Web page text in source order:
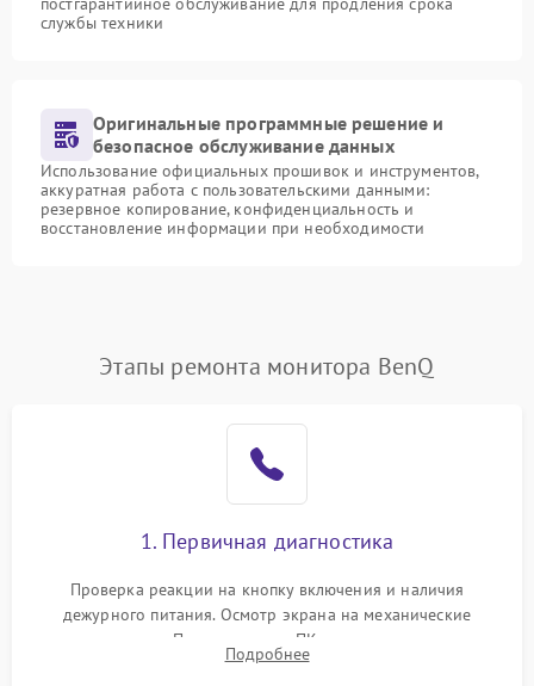
службы техники
Оригинальные программные решение и
безопасное обслуживание данных
Использование официальных прошивок и инструментов,
аккуратная работа с пользовательскими данными:
резервное копирование, конфиденциальность и
восстановление информации при необходимости
Этапы ремонта монитора BenQ
1. Первичная диагностика
Проверка реакции на кнопку включения и наличия
дежурного питания. Осмотр экрана на механические
повреждения. Подключение к ПК для оценки вывода
изображения, работы подсветки и выявления артефактов на
Подробнее